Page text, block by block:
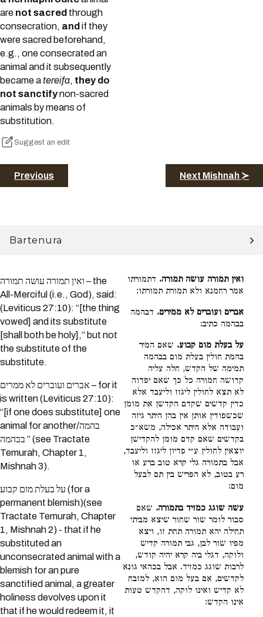
are not sacred through
consecration, and if they
were sacred beforehand,
e.g., one consecrated an
animal and it subsequently
became a tereifa, they do
not sanctifynon-sacred
animals by means of
substitution.
Suggest an edit
Previous Next Mishnah ≻
Bartenura
ואין תמורה עושה תמורה – the
All-Merciful (i.e., God), said:
(Leviticus 27:10): “[the thing
vowed] and its substitute
[shall both be holy],” but not
the substitute of the
substitute.
אברים ועוברים לא ממרים – for it
is written (Leviticus 27:10):
“[if one does substitute] one
animal for another/בהמה
בבהמה ” (see Tractate
Temurah, Chapter 1,
Mishnah 3).
על בעלת מום קבוע (for a
permanent blemish)(see
Tractate Temurah, Chapter
1, Mishnah 2) - that if he
substituted an
unconsecrated animal with a
blemish for an pure
sanctified animal, a greater
holiness devolves upon it
that if he would redeem it, it
ואין תמורה עושה תמורה. דתמורתו
אמר רחמנא ולא תמורת תמורתו:
אברים ועוברים לא ממירים. דבהמה
בבהמה כתיב:
על בעלת מום קבוע. שאם המיר
בהמת חולין בעלת מום בבהמה
תמימה של הקדש, חלה עליה
קדושה חמורה כל כך שאם יפדוה
לא תצא לחולין ליגזז וליעבד אלא
כדין קדשים שקדם הקדשן את מומן
שכשפודין אותן אין בהן היתר גיזה
ועבודה אלא היתר אכילה, משא״כ
בקדשים שאם קדם מומן להקדישן
יוצאין לחולין ע״י פדיון ליגזז וליעבד,
אבל בתמורה גלי קרא טוב ברע או
רע בטוב, לא הפריש בין תם לבעל
מום:
עשה שוגג כמזיד בתמורה. שאם
סבור לומר שור שחור שיצא מביתי
תחילה יהא תמורה תחת זו, ויצא
מפיו שור לבן, גבי תמורה קדיש
ולוקה, דגלי ביה קרא יהיה קודש,
לרבות שוגג כמזיד. אבל בכהאי גונא
לקדשים, אם בעל מום הוא, למזבח
לא קדיש ואינו לוקה, דהקדש טעות
אינו הקדש: